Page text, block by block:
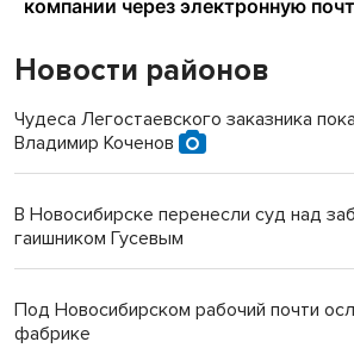
Новости районов
Чудеса Легостаевского заказника
Владимир Коченов
В Новосибирске перенесли суд над
гаишником Гусевым
Под Новосибирском рабочий почти
фабрике